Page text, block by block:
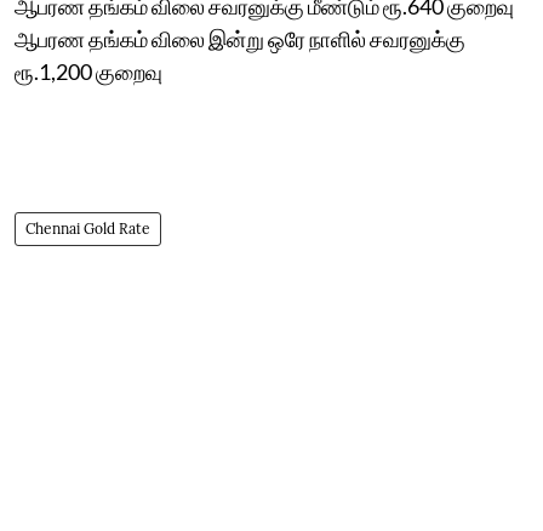
ஆபரண தங்கம் விலை சவரனுக்கு மீண்டும் ரூ.640 குறைவு
ஆபரண தங்கம் விலை இன்று ஒரே நாளில் சவரனுக்கு
ரூ.1,200 குறைவு
Chennai Gold Rate